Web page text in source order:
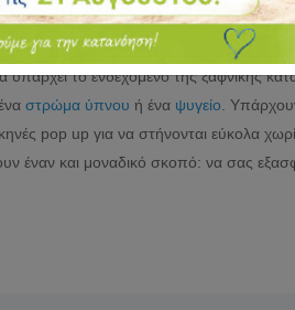
που επιλέγετε, υπάρχουν
, καλοκαίρι και φθινόπωρο.
υπάρχει το ενδεχόμενο της ξαφνικής
στρώμα ύπνου ή ένα ψυγείο .
pop up για να στήνονται εύκολα
έναν και μοναδικό σκοπό: να σας